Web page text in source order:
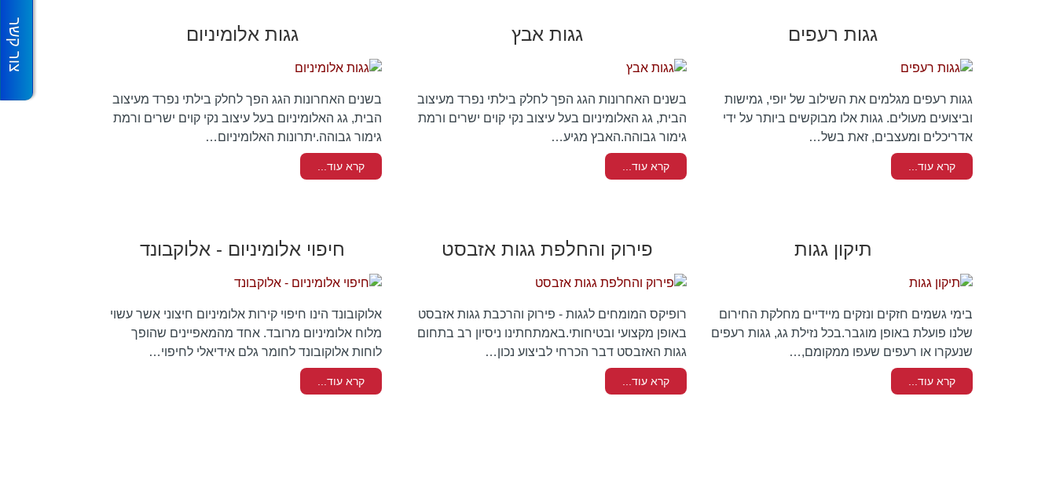
גגות רעפים
גגות רעפים מגלמים את השילוב של יופי, גמישות
וביצועים מעולים. גגות אלו מבוקשים ביותר על ידי
אדריכלים ומעצבים, זאת בשל…
קרא עוד...
גגות אבץ
בשנים האחרונות הגג הפך לחלק בילתי נפרד מעיצוב
הבית, גג האלומיניום בעל עיצוב נקי קוים ישרים ורמת
גימור גבוהה.האבץ מגיע…
קרא עוד...
גגות אלומיניום
בשנים האחרונות הגג הפך לחלק בילתי נפרד מעיצוב
הבית, גג האלומיניום בעל עיצוב נקי קוים ישרים ורמת
גימור גבוהה.יתרונות האלומיניום…
קרא עוד...
תיקון גגות
בימי גשמים חזקים ונזקים מיידיים מחלקת החירום
שלנו פועלת באופן מוגבר.בכל נזילת גג, גגות רעפים
שנעקרו או רעפים שעפו ממקומם,…
קרא עוד...
פירוק והחלפת גגות אזבסט
רופיקס המומחים לגגות - פירוק והרכבת גגות אזבסט
באופן מקצועי ובטיחותי.באמתחתינו ניסיון רב בתחום
גגות האזבסט דבר הכרחי לביצוע נכון…
קרא עוד...
חיפוי אלומיניום - אלוקבונד
אלוקובונד הינו חיפוי קירות אלומיניום חיצוני אשר עשוי
מלוח אלומיניום מרובד. אחד מהמאפיינים שהופך
לוחות אלוקובונד לחומר גלם אידיאלי לחיפוי…
קרא עוד...
צור קשר